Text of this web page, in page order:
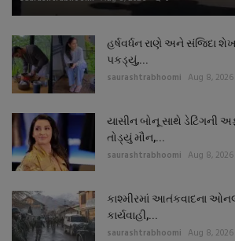
હર્ષવર્ધન રાણે અને સંજિદા
પકડ્યું,...
saurashtrabhoomi Aug 8, 2026
યાસીન બોનૂ સાથે ડેટિંગની
તોડ્યું મૌન,...
saurashtrabhoomi Aug 8, 2026
કાશ્મીરમાં આતંકવાદના
કાર્યવાહી,...
saurashtrabhoomi Aug 8, 2026